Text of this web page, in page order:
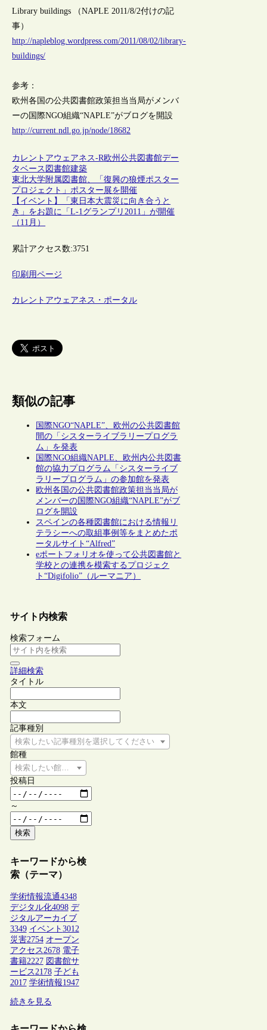
Library buildings （NAPLE 2011/8/2付けの記
事）
http://napleblog.wordpress.com/2011/08/02/library-
buildings/
参考：
欧州各国の公共図書館政策担当当局がメンバ
ーの国際NGO組織“NAPLE”がブログを開設
http://current.ndl.go.jp/node/18682
カレントアウェアネス-R欧州公共図書館デー
タベース 図書館建築
東北大学附属図書館、「復興の狼煙ポスター
プロジェクト」ポスター展を開催
【イベント】「東日本大震災に向き合うと
き」をお題に「L-1グランプリ2011」が開催
（11月）
累計アクセス数:3751
印刷用ページ
カレントアウェアネス・ポータル
類似の記事
国際NGO“NAPLE”、欧州の公共図書館
間の「シスターライブラリープログラ
ム」を発表
国際NGO組織NAPLE、欧州内公共図書
館の協力プログラム「シスターライブ
ラリープログラム」の参加館を発表
欧州各国の公共図書館政策担当当局が
メンバーの国際NGO組織“NAPLE”がブ
ログを開設
スペインの各種図書館における情報リ
テラシーへの取組事例等をまとめたポ
ータルサイト“Alfred”
eポートフォリオを使って公共図書館と
学校との連携を模索するプロジェク
ト“Digifolio”（ルーマニア）
サイト内検索
検索フォーム
詳細検索
タイトル
本文
記事種別
検索したい記事種別を選択してください
館種
検索したい館種を選択してください
投稿日
～
検索
キーワードから検
索（テーマ）
学術情報流通4348
デジタル化4098 デ
ジタルアーカイブ
3349 イベント 3012
災害2754 オープン
アクセス 2678 電子
書籍2227 図書館サ
ービス 2178 子ども
2017 学術情報1947
続きを見る